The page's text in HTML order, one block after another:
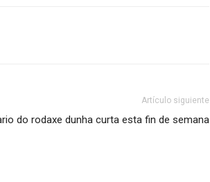
Artículo siguiente
do rodaxe dunha curta esta fin de semana